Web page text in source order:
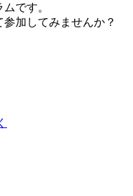
です。
加してみませんか？